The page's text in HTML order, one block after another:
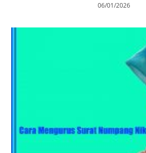
06/01/2026